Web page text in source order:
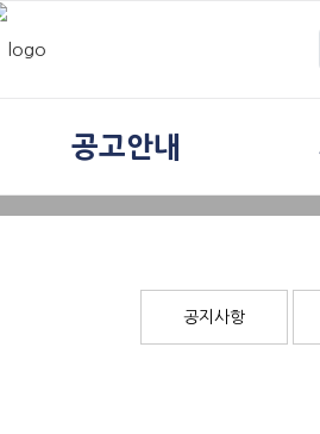
공고안내
공지사항